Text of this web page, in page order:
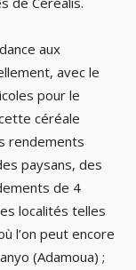
aux
avec le
pour le
céréale
rendements
paysans, des
de 4
localités telles
l’on peut encore
(Adamoua) ;